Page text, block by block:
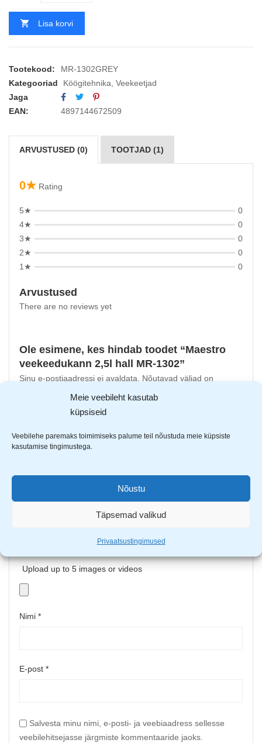
Meie veebileht kasutab
küpsiseid
Veebilehe paremaks toimimiseks palume teil nõustuda meie küpsiste
kasutamise tingimustega.
Nõustu
Täpsemad valikud
Privaatsustingimused
Lisa korvi
Tootekood:
MR-1302GREY
Kategooriad
Köögitehnika Veekeetjad
Jaga
EAN:
4897144672509
ARVUSTUSED (0) TOOTJAD (1)
0★ Rating
5★
0
4★
0
3★
0
2★
0
1★
0
Arvustused
There are no reviews yet
Ole esimene, kes hindab toodet “Maestro
veekeedukann 2,5l hall MR-1302”
Sinu e-postiaadressi ei avaldata.
Nõutavad väljad on
-ga
Sinu arvustus*
Upload up to 5 images or videos
Nimi *
E-post *
Salvesta minu nimi, e-posti- ja veebiaadress sellesse
veebilehitsejasse järgmiste kommentaaride jaoks.